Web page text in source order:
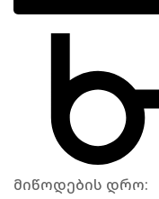
მიწოდების დრო: